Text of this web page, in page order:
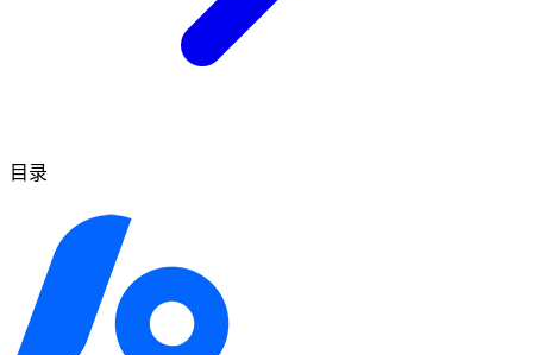
目录